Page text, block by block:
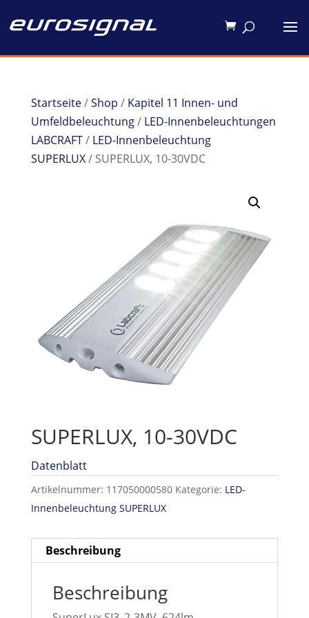
Startseite/Shop / Kapitel 11 Innen- und
Umfeldbeleuchtung/ LED-Innenbeleuchtungen
LABCRAFT/ LED-Innenbeleuchtung
SUPERLUX/ SUPERLUX, 10-30VDC
SUPERLUX, 10-30VDC
Datenblatt
Artikelnummer: 117050000580 Kategorie: LED-
Innenbeleuchtung SUPERLUX
Beschreibung
Beschreibung